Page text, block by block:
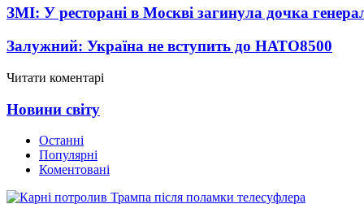
ЗМІ: У ресторані в Москві загинула дочка
Залужний: Україна не вступить до НАТО8500
Читати коментарі
Новини світу
Останні
Популярні
Коментовані